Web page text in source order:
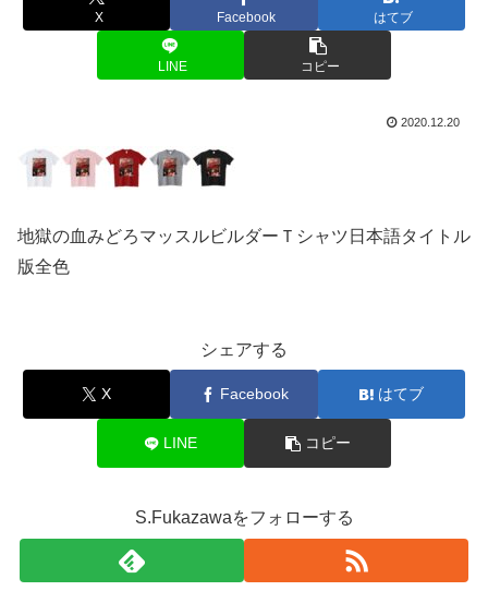
X Facebook はてブ
LINE コピー
2020.12.20
地獄の血みどろマッスルビルダーＴシャツ日本語タイトル
版全色
シェアする
X Facebook はてブ
LINE コピー
S.Fukazawaをフォローする